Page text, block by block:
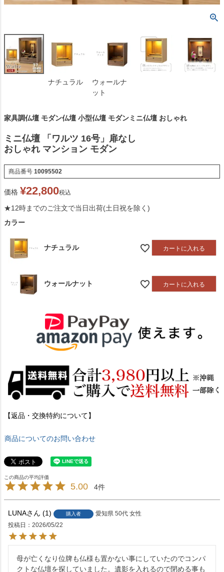
ナチュラル
ウォールナ
ット
家具調仏壇 モダン仏壇 小型仏壇 モダンミニ仏壇 おしゃれ
ミニ仏壇 「ワルツ 16号」扉なし
おしゃれ マンション モダン
商品番号 10095502
価格 ¥22,800税込
★12時までのご注文で当日出荷(土日祝を除く)
カラー
ナチュラル カートに入れる
ウォールナット カートに入れる
【返品・交換特約について】
商品についてのお問い合わせ
5.00 4
LUNA 1 購入者 愛知県 50代 女性
投稿日
2026/05/22
母が亡くなり位牌も仏様も置かない事にしていたのでコンパ
クトな仏壇を探していました。遺影を入れるので閉める事も